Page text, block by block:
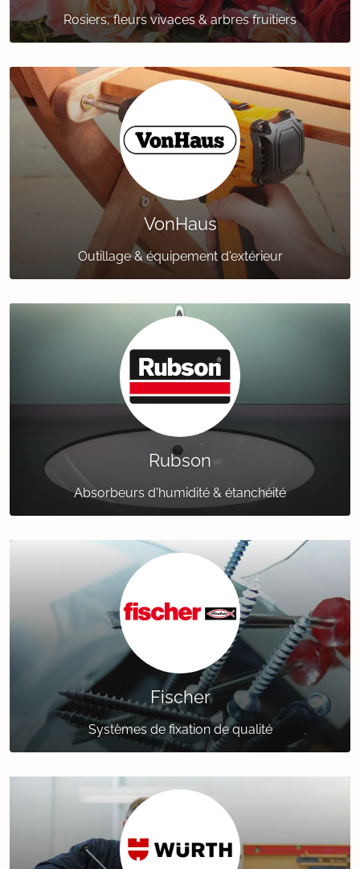
Rosiers, fleurs vivaces & arbres fruitiers
VonHaus
Outillage & équipement d'extérieur
Rubson
Absorbeurs d'humidité & étanchéité
Fischer
Systèmes de fixation de qualité